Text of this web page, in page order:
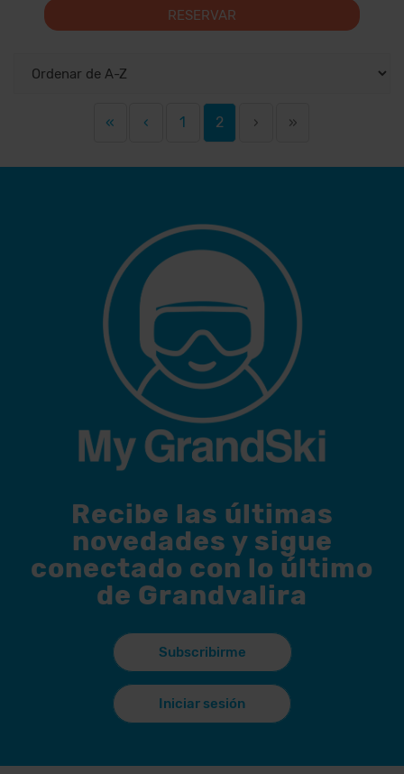
RESERVAR
« ‹ 1 2 › »
Recibe las últimas
novedades y sigue
conectado con lo último
de Grandvalira
Subscribirme
Iniciar sesión